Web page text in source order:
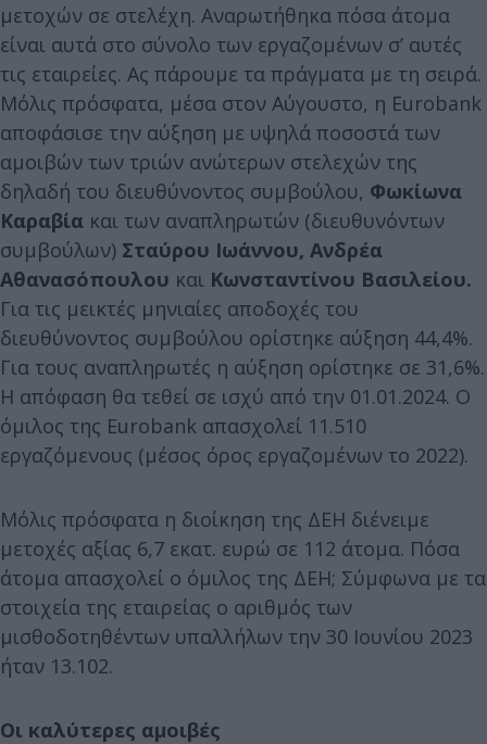
μετοχών σε στελέχη. Αναρωτήθηκα πόσα άτομα
είναι αυτά στο σύνολο των εργαζομένων σ’ αυτές
τις εταιρείες. Ας πάρουμε τα πράγματα με τη σειρά.
Μόλις πρόσφατα, μέσα στον Αύγουστο, η Eurobank
αποφάσισε την αύξηση με υψηλά ποσοστά των
αμοιβών των τριών ανώτερων στελεχών της
δηλαδή του διευθύνοντος συμβούλου, Φωκίωνα
Καραβία και των αναπληρωτών (διευθυνόντων
συμβούλων) Σταύρου Ιωάννου, Ανδρέα
Αθανασόπουλου και Κωνσταντίνου Βασιλείου.
Για τις μεικτές μηνιαίες αποδοχές του
διευθύνοντος συμβούλου ορίστηκε αύξηση 44,4%.
Για τους αναπληρωτές η αύξηση ορίστηκε σε 31,6%.
Η απόφαση θα τεθεί σε ισχύ από την 01.01.2024. Ο
όμιλος της Eurobank απασχολεί 11.510
εργαζόμενους (μέσος όρος εργαζομένων το 2022).
Μόλις πρόσφατα η διοίκηση της ΔΕΗ διένειμε
μετοχές αξίας 6,7 εκατ. ευρώ σε 112 άτομα. Πόσα
άτομα απασχολεί ο όμιλος της ΔΕΗ; Σύμφωνα με τα
στοιχεία της εταιρείας ο αριθμός των
μισθοδοτηθέντων υπαλλήλων την 30 Ιουνίου 2023
ήταν 13.102.
Οι καλύτερες αμοιβές